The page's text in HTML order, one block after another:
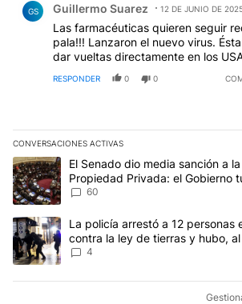
GS Guillermo Suarez 12 DE JUNIO DE
Las farmacéuticas quieren seguir
pala!!! Lanzaron el nuevo virus.
dar vueltas directamente en los
RESPONDER 0 0
CONVERSACIONES ACTIVAS
Este listado muestra los artículos con más
Un artículo de tendencia con el título "El
El Senado dio media sanción a
Propiedad Privada: el Gobierno
Ley del Manejo del Fuego
60
Un artículo de tendencia con el título "La
La policía arrestó a 12 personas
contra la ley de tierras y hubo,
heridos
4